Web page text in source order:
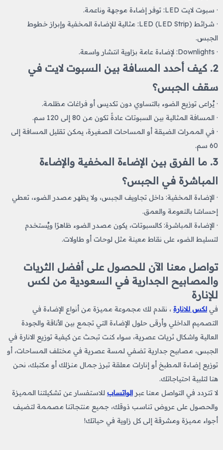
· سبوت لايت LED: توفر إضاءة موجهة وناعمة.
· شرائط LED (LED Strip): مثالية للإضاءة المخفية وإبراز خطوط
الجبس.
· Downlights: لإضاءة عامة بزاوية انتشار واسعة.
2. كيف أحدد المسافة بين السبوت لايت في
سقف الجبس؟
· يُراعى توزيع الضوء بالتساوي دون تكديس أو فراغات مظلمة.
· المسافة المثالية بين السبوتات عادةً تكون من 80 إلى 120 سم.
· في الممرات الضيقة أو المساحات الصغيرة، يمكن تقليل المسافة إلى
60 سم.
3. ما الفرق بين الإضاءة المخفية والإضاءة
المباشرة في الجبس؟
· الإضاءة المخفية: داخل تجاويف الجبس، ولا يظهر مصدر الضوء، تعطي
إحساسًا بالنعومة والعمق.
· الإضاءة المباشرة: كالسبوتات، يكون مصدر الضوء ظاهرًا ويُستخدم
لتسليط الضوء على نقاط معينة مثل لوحات أو طاولات.
تواصل معنا الآن للحصول على أفضل الثريات
والمصابيح الجدارية في السعودية من لكس
للإنارة
في لكس للانارة ، نقدم لك مجموعة مميزة من أنواع الإضاءة في
التصميم الداخلي وأرقى حلول الإضاءة التي تجمع بين الأناقة والجودة
العالية واشكال ثريات عصرية، سواء كنت تبحث عن كيفية توزيع الانارة في
الجبس، مصابيح جدارية تضفي لمسة عصرية في مختلف المساحات، أو
توزيع إضاءة المطبخ ​أو إنارات معلقة تبرز جمال منزلك أو مكتبك، نحن
هنا لتلبية احتياجاتك.
لا تتردد في التواصل معنا عبر الواتساب للاستفسار عن تشكيلتنا المميزة
والحصول على عروض تناسب ذوقك، جميع منتجاتنا مصممة لتضيف
أجواء مميزة ومشرقة إلى كل زاوية في حياتك!